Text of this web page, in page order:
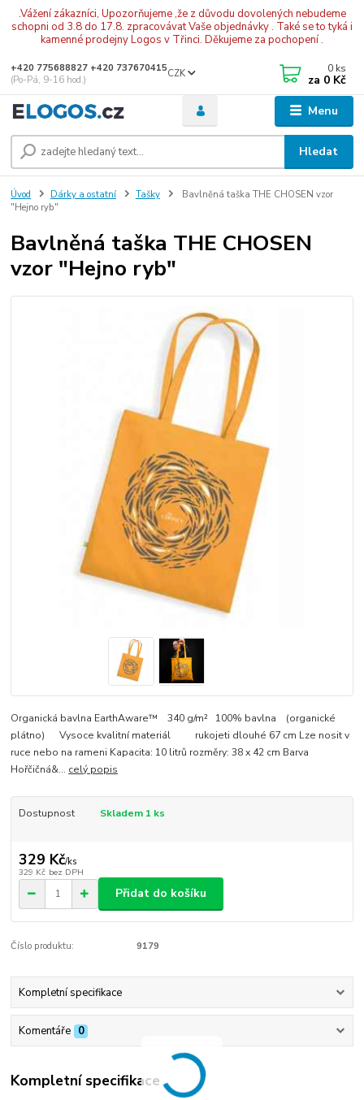
.Vážení zákazníci, Upozorňujeme ,že z důvodu dovolených nebudeme
schopni od 3.8 do 17.8. zpracovávat Vaše objednávky . Také se to tyká i
kamenné prodejny Logos v Třinci. Děkujeme za pochopení .
Menu
CZK
Hledat
+420 775688827 +420 737670415
(Po-Pá, 9-16 hod.)
0 ks
za 0 Kč
Úvod Dárky a ostatní Tašky
Bavlněná taška THE CHOSEN vzor
"Hejno ryb"
Bavlněná taška THE CHOSEN
vzor "Hejno ryb"
Organická bavlna EarthAware™ 340 g/m² 100% bavlna (organické
plátno) Vysoce kvalitní materiál rukojeti dlouhé 67 cm Lze nosit v
ruce nebo na rameni Kapacita: 10 litrů rozměry: 38 x 42 cm Barva
Hořčičná&... celý popis
Dostupnost Skladem 1 ks
329 Kč/ks
329 Kč bez DPH
Přidat do košíku
Číslo produktu: 9179
Kompletní specifikace
Komentáře 0
Kompletní specifikace